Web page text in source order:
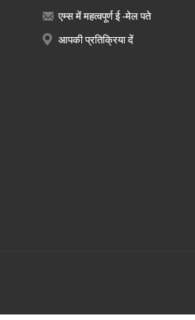
एम्स में महत्वपूर्ण ई -मेल पते
आपकी प्रतिक्रिया दें